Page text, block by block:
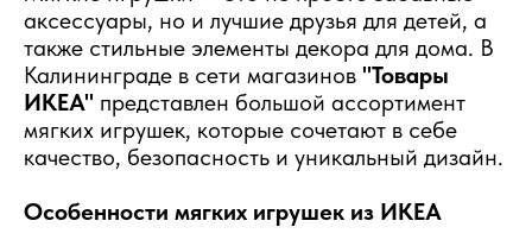
аксессуары, но и лучшие друзья для детей, а
также стильные элементы декора для дома. В
Калининграде в сети магазинов "Товары
ИКЕА" представлен большой ассортимент
мягких игрушек, которые сочетают в себе
качество, безопасность и уникальный дизайн.
Особенности мягких игрушек из ИКЕА